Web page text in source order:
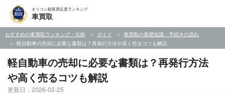
オリコン顧客満足度ランキング
車買取
おすすめの車買取ランキング・比較 ガイド
車買取の基礎知識・手続きの流れ
軽自動車の売却に必要な書類は？再発行方法や高く売るコツも解説
軽自動車の売却に必要な書類は？再発行方法
や高く売るコツも解説
更新日：2026-02-25